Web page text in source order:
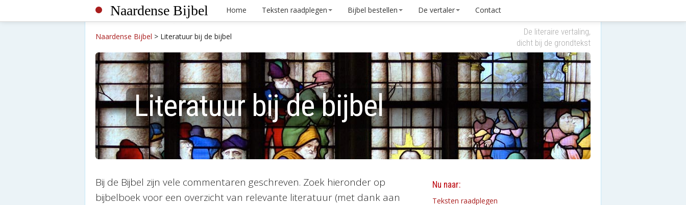
Naardense Bijbel Home Teksten raadplegen Bijbel bestellen De vertaler Contact
De literaire vertaling,
dicht bij de grondtekst
Naardense Bijbel > Literatuur bij de bijbel
Literatuur bij de bijbel
Bij de Bijbel zijn vele commentaren geschreven. Zoek hieronder op
bijbelboek voor een overzicht van relevante literatuur (met dank aan
Nu naar:
Teksten raadplegen